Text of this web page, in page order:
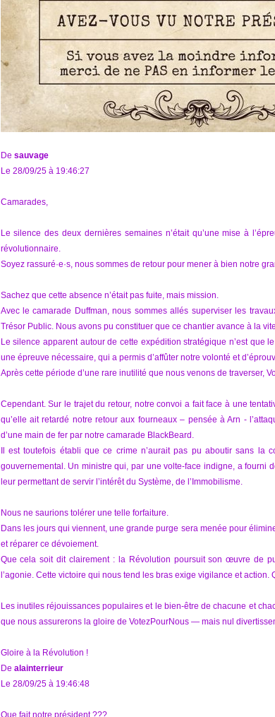
De sauvage
Le 28/09/25 à 19:46:27
Camarades,
Le silence des deux dernières semaines n’était qu’une mise à
révolutionnaire.
Soyez rassuré·e·s, nous sommes de retour pour mener à bien notre
Sachez que cette absence n’était pas fuite, mais mission.
Avec le camarade Duffman, nous sommes allés superviser les
Trésor Public. Nous avons pu constituer que ce chantier avance à la
Le silence apparent autour de cette expédition stratégique n’est que
une épreuve nécessaire, qui a permis d’affûter notre volonté et
Après cette période d’une rare inutilité que nous venons de traverser,
Cependant. Sur le trajet du retour, notre convoi a fait face à une
qu’elle ait retardé notre retour aux fourneaux – pensée à Arn -
d’une main de fer par notre camarade BlackBeard.
Il est toutefois établi que ce crime n’aurait pas pu aboutir sans la
gouvernemental. Un ministre qui, par une volte-face indigne, a fourni
leur permettant de servir l’intérêt du Système, de l’Immobilisme.
Nous ne saurions tolérer une telle forfaiture.
Dans les jours qui viennent, une grande purge sera menée pour
et réparer ce dévoiement.
Que cela soit dit clairement : la Révolution poursuit son œuvre de
l’agonie. Cette victoire qui nous tend les bras exige vigilance et
Les inutiles réjouissances populaires et le bien-être de chacune et
que nous assurerons la gloire de VotezPourNous — mais nul
Gloire à la Révolution !
De alainterrieur
Le 28/09/25 à 19:46:48
Que fait notre président ???